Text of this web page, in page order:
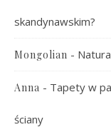
skandynawskim?
Mongolian -
Anna - Tapety w
ściany